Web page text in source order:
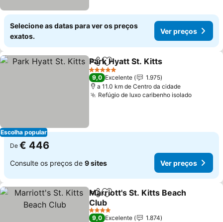
Selecione as datas para ver os preços
exatos.
Ver preços
Escolha popular
PartilharAdicionar aos favoritos
Park Hyatt St. Kitts
5 Estrelas
9,0 Excelente
1.975
a 11.0 km de Centro da cidade
Refúgio de luxo caribenho isoladoVer
De € 446
Consulte os preços de 9 sites Ver preços
PartilharAdicionar aos favoritos
Marriott's St. Kitts Beach
Club
Ver preços
4 Estrelas
9,0 Excelente
1.874